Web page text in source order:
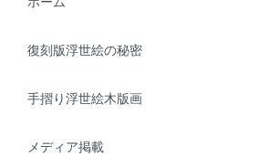
復刻版浮世絵の秘密
手摺り浮世絵木版画
メディア掲載